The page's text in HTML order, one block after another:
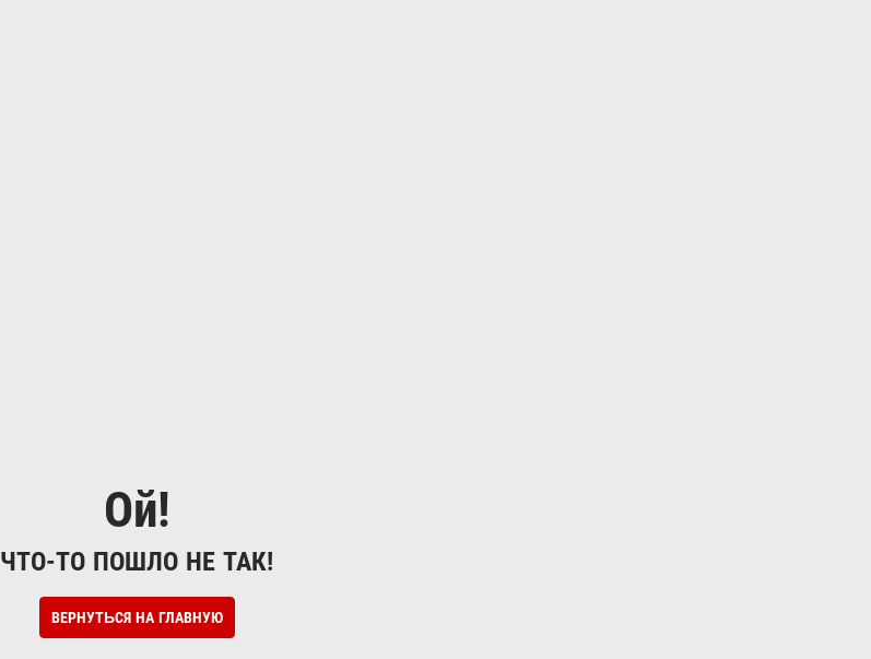
Ой!
ЧТО-ТО ПОШЛО НЕ ТАК!
ВЕРНУТЬСЯ НА ГЛАВНУЮ